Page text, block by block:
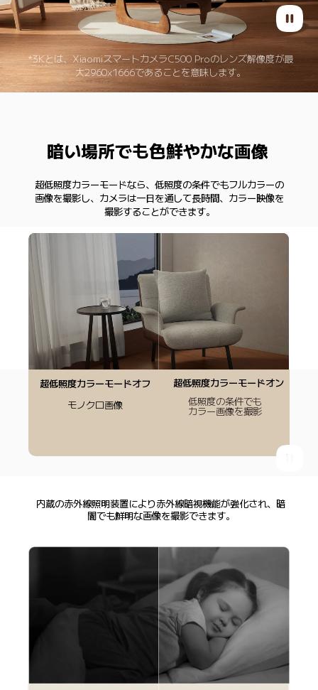
*3Kとは、XiaomiスマートカメラC500 Proのレンズ解像度が最
大2960x1666であることを意味します。
暗い場所でも色鮮やかな画像
超低照度カラーモードなら、低照度の条件でもフルカラーの
画像を撮影し、カメラは一日を通して長時間、カラー映像を
撮影することができます。
超低照度カラーモードオフ
モノクロ画像
超低照度カラーモードオン
低照度の条件でも
カラー画像を撮影
内蔵の赤外線照明装置により赤外線暗視機能が強化され、暗
闇でも鮮明な画像を撮影できます。